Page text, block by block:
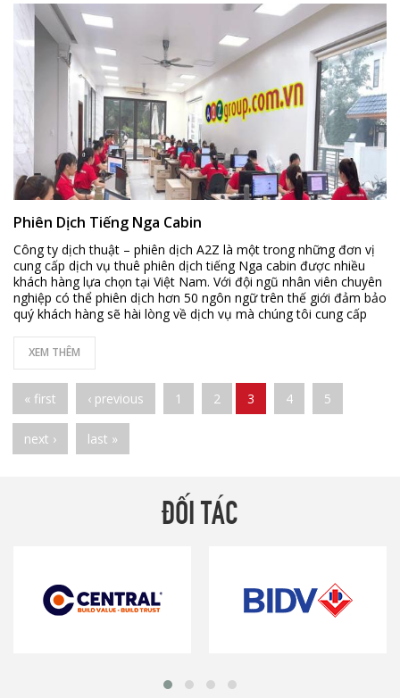
Phiên Dịch Tiếng Nga Cabin
Công ty dịch thuật – phiên dịch A2Z là một trong những đơn vị
cung cấp dịch vụ thuê phiên dịch tiếng Nga cabin được nhiều
khách hàng lựa chọn tại Việt Nam. Với đội ngũ nhân viên chuyên
nghiệp có thể phiên dịch hơn 50 ngôn ngữ trên thế giới đảm bảo
quý khách hàng sẽ hài lòng về dịch vụ mà chúng tôi cung cấp
XEM THÊM
Pages
« first ‹ previous 1 2 3 4 5
next › last »
ĐỐI TÁC